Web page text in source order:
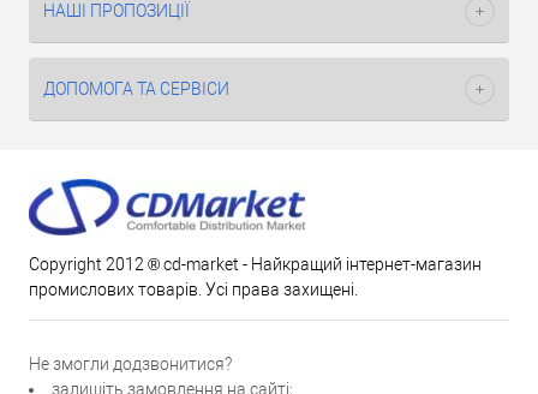
НАШІ ПРОПОЗИЦІЇ
ДОПОМОГА ТА СЕРВІСИ
Copyright 2012 ® cd-market - Найкращий інтернет-магазин
промислових товарів. Усі права захищені.
Не змогли додзвонитися?
залишіть замовлення на сайті;